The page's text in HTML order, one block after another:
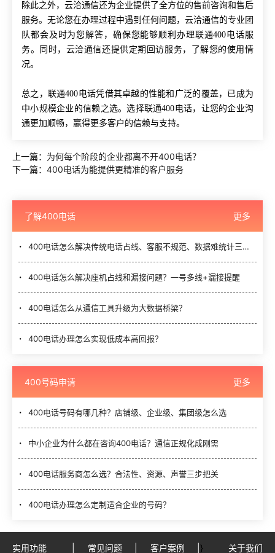
除此之外，云洽通信还为企业提供了全方位的售前咨询和售后
服务。无论您在办理过程中遇到任何问题，云洽通信的专业团
队都会及时为您解答，确保您能够顺利办理联通400电话服
务。同时，云洽通信还提供定期回访服务，了解您的使用情
况。
总之，联通400电话凭借其卓越的性能和广泛的覆盖，已成为
中小规模企业的信赖之选。选择联通400电话，让您的企业沟
通更加顺畅，赢得更多客户的信赖与支持。
上一篇： 为何每个阶段的企业都离不开400电话？
下一篇： 400电话为能提供更精准的客户服务
了解400电话 更多
400电话怎么解决传统电话占线、客服不规范、数据难统计三大难题？
400电话怎么解决座机占线和漏接问题？一号多线+漏接提醒
400电话怎么从通信工具升级为大数据桥梁？
400电话办理怎么实现低成本高回报？
400号码申请 更多
400电话号码有哪几种？店铺级、企业级、集团级怎么选
中小企业为什么都在咨询400电话？通信正规化成刚需
400电话服务商怎么选？合法性、资源、声誉三步把关
400电话办理怎么定制适合企业的号码？
实用功能 常见问题 客户案例 } 关于我们